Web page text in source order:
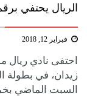
الريال يحتفي
فبراير 12, 2018
احتفى نادي ريال
زيدان، في بطولة
السبت الماضي